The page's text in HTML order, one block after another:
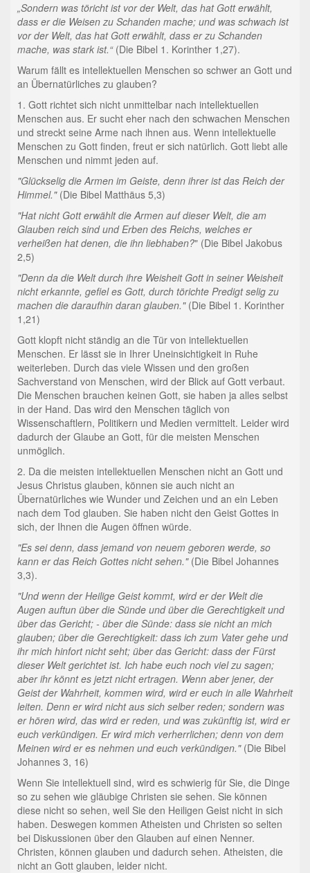
„Sondern was töricht ist vor der Welt, das hat Gott erwählt,
dass er die Weisen zu Schanden mache; und was schwach ist
vor der Welt, das hat Gott erwählt, dass er zu Schanden
mache, was stark ist.“ (Die Bibel 1. Korinther 1,27).
Warum fällt es intellektuellen Menschen so schwer an Gott und
an Übernatürliches zu glauben?
1. Gott richtet sich nicht unmittelbar nach intellektuellen
Menschen aus. Er sucht eher nach den schwachen Menschen
und streckt seine Arme nach ihnen aus. Wenn intellektuelle
Menschen zu Gott finden, freut er sich natürlich. Gott liebt alle
Menschen und nimmt jeden auf.
"Glückselig die Armen im Geiste, denn ihrer ist das Reich der
Himmel."(Die Bibel Matthäus 5,3)
"Hat nicht Gott erwählt die Armen auf dieser Welt, die am
Glauben reich sind und Erben des Reichs, welches er
verheißen hat denen, die ihn liebhaben?" (Die Bibel Jakobus
2,5)
"Denn da die Welt durch ihre Weisheit Gott in seiner Weisheit
nicht erkannte, gefiel es Gott, durch törichte Predigt selig zu
machen die daraufhin daran glauben."(Die Bibel 1. Korinther
1,21)
Gott klopft nicht ständig an die Tür von intellektuellen
Menschen. Er lässt sie in Ihrer Uneinsichtigkeit in Ruhe
weiterleben. Durch das viele Wissen und den großen
Sachverstand von Menschen, wird der Blick auf Gott verbaut.
Die Menschen brauchen keinen Gott, sie haben ja alles selbst
in der Hand. Das wird den Menschen täglich von
Wissenschaftlern, Politikern und Medien vermittelt. Leider wird
dadurch der Glaube an Gott, für die meisten Menschen
unmöglich.
2. Da die meisten intellektuellen Menschen nicht an Gott und
Jesus Christus glauben, können sie auch nicht an
Übernatürliches wie Wunder und Zeichen und an ein Leben
nach dem Tod glauben. Sie haben nicht den Geist Gottes in
sich, der Ihnen die Augen öffnen würde.
"Es sei denn, dass jemand von neuem geboren werde, so
kann er das Reich Gottes nicht sehen." (Die Bibel Johannes
3,3).
"Und wenn der Heilige Geist kommt, wird er der Welt die
Augen auftun über die Sünde und über die Gerechtigkeit und
über das Gericht; - über die Sünde: dass sie nicht an mich
glauben; über die Gerechtigkeit: dass ich zum Vater gehe und
ihr mich hinfort nicht seht; über das Gericht: dass der Fürst
dieser Welt gerichtet ist. Ich habe euch noch viel zu sagen;
aber ihr könnt es jetzt nicht ertragen. Wenn aber jener, der
Geist der Wahrheit, kommen wird, wird er euch in alle Wahrheit
leiten. Denn er wird nicht aus sich selber reden; sondern was
er hören wird, das wird er reden, und was zukünftig ist, wird er
euch verkündigen. Er wird mich verherrlichen; denn von dem
Meinen wird er es nehmen und euch verkündigen." (Die Bibel
Johannes 3, 16)
Wenn Sie intellektuell sind, wird es schwierig für Sie, die Dinge
so zu sehen wie gläubige Christen sie sehen. Sie können
diese nicht so sehen, weil Sie den Heiligen Geist nicht in sich
haben. Deswegen kommen Atheisten und Christen so selten
bei Diskussionen über den Glauben auf einen Nenner.
Christen, können glauben und dadurch sehen. Atheisten, die
nicht an Gott glauben, leider nicht.